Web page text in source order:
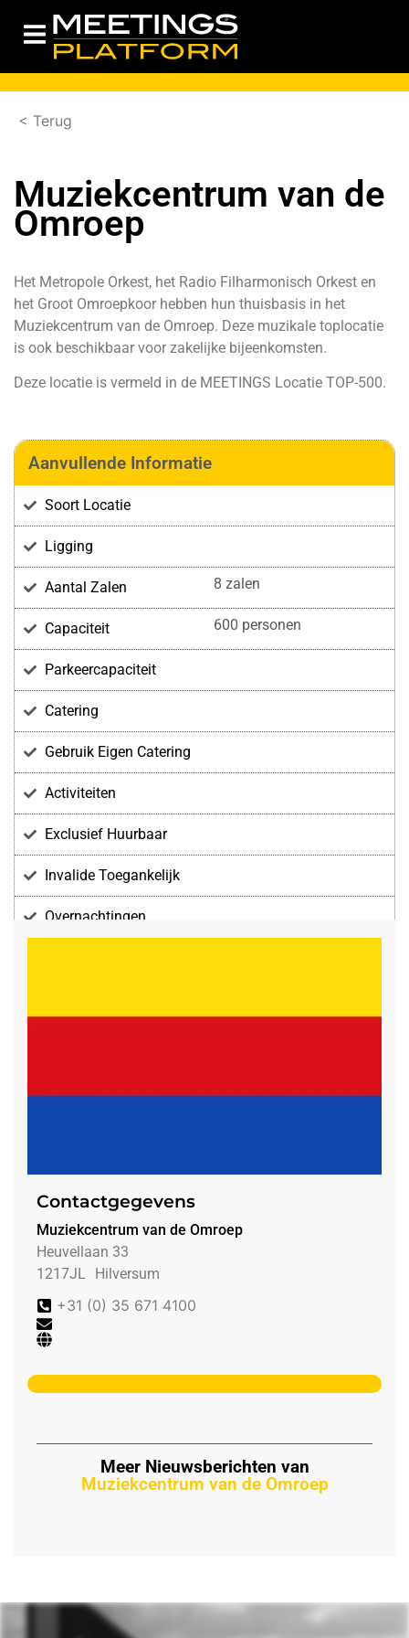
< Terug
Muziekcentrum van de
Omroep
Het Metropole Orkest, het Radio Filharmonisch Orkest en
het Groot Omroepkoor hebben hun thuisbasis in het
Muziekcentrum van de Omroep. Deze muzikale toplocatie
is ook beschikbaar voor zakelijke bijeenkomsten.
Deze locatie is vermeld in de MEETINGS Locatie TOP-500.
Aanvullende Informatie
Soort Locatie
Ligging
Aantal Zalen 8 zalen
Capaciteit 600 personen
Parkeercapaciteit
Catering
Gebruik Eigen Catering
Activiteiten
Exclusief Huurbaar
Invalide Toegankelijk
Overnachtingen
Contactgegevens
Muziekcentrum van de Omroep
Heuvellaan 33
1217JL Hilversum
+31 (0) 35 671 4100
Meer Nieuwsberichten van
Muziekcentrum van de Omroep